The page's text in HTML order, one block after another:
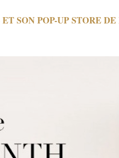
SON POP-UP STORE